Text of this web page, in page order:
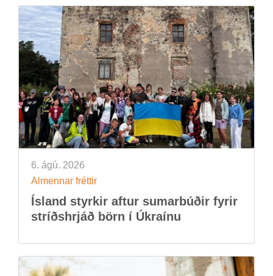
6. ágú. 2026
Al­menn­ar frétt­ir
Ís­land styrk­ir aft­ur sum­ar­búð­ir fyr­ir
stríðs­hrjáð börn í Úkraínu